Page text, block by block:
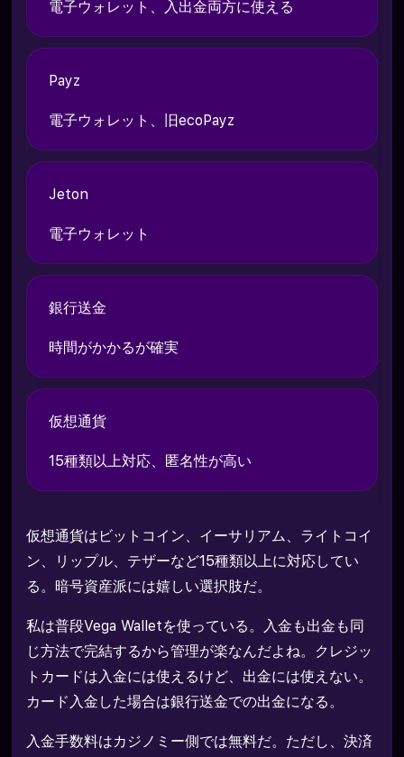
電子ウォレット、入出金両方に使える
Payz
電子ウォレット、旧ecoPayz
Jeton
電子ウォレット
銀行送金
時間がかかるが確実
仮想通貨
15種類以上対応、匿名性が高い
仮想通貨はビットコイン、イーサリアム、ライトコイ
ン、リップル、テザーなど15種類以上に対応してい
る。暗号資産派には嬉しい選択肢だ。
私は普段Vega Walletを使っている。入金も出金も同
じ方法で完結するから管理が楽なんだよね。クレジッ
トカードは入金には使えるけど、出金には使えない。
カード入金した場合は銀行送金での出金になる。
入金手数料はカジノミー側では無料だ。ただし、決済